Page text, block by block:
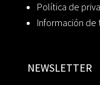
Política de
Información
NEWSLETTER